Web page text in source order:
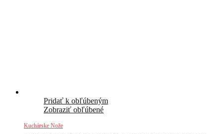
Pridať k obľúbeným
Zobraziť obľúbené
Kuchárske Nože